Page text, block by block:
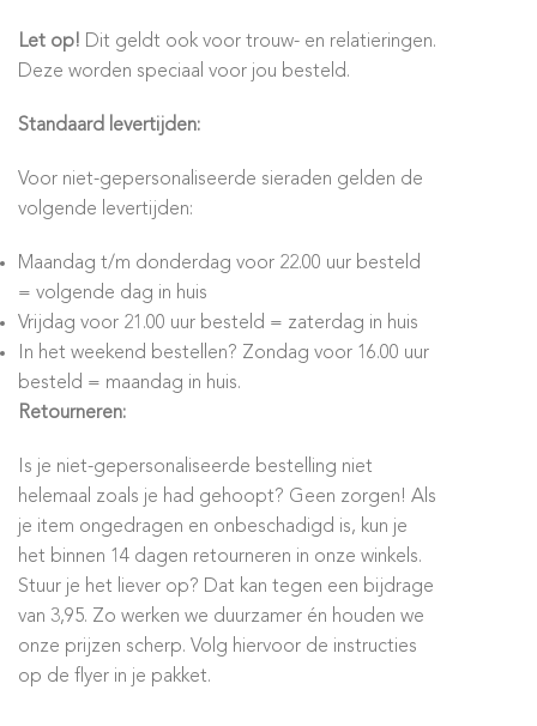
Let op! Dit geldt ook voor trouw- en relatieringen.
Deze worden speciaal voor jou besteld.
Standaard levertijden:
Voor niet-gepersonaliseerde sieraden gelden de
volgende levertijden:
Maandag t/m donderdag voor 22.00 uur besteld
= volgende dag in huis
Vrijdag voor 21.00 uur besteld = zaterdag in huis
In het weekend bestellen? Zondag voor 16.00 uur
besteld = maandag in huis.
Retourneren:
Is je niet-gepersonaliseerde bestelling niet
helemaal zoals je had gehoopt? Geen zorgen! Als
je item ongedragen en onbeschadigd is, kun je
het binnen 14 dagen retourneren in onze winkels.
Stuur je het liever op? Dat kan tegen een bijdrage
van 3,95. Zo werken we duurzamer én houden we
onze prijzen scherp. Volg hiervoor de instructies
op de flyer in je pakket.